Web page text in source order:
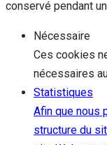
conservé pendant
Nécessaire
Ces cookies
nécessaires
Statistiques
Afin que nous
structure du